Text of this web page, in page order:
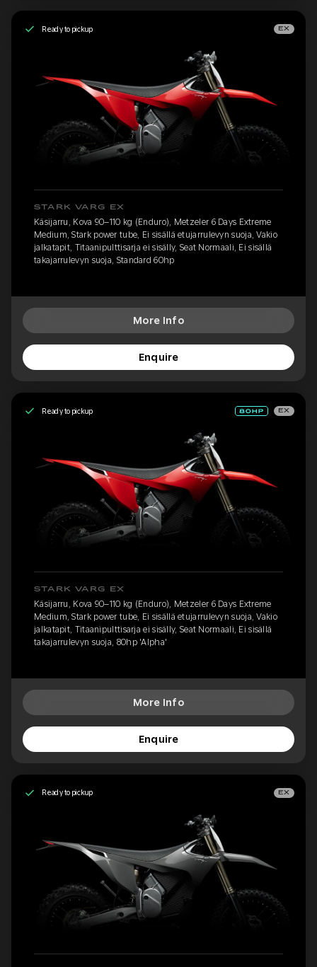
Ready to pickup EX
STARK VARG EX
Käsijarru, Kova 90–110 kg (Enduro), Metzeler 6 Days Extreme
Medium, Stark power tube, Ei sisällä etujarrulevyn suoja, Vakio
jalkatapit, Titaanipulttisarja ei sisälly, Seat Normaali, Ei sisällä
takajarrulevyn suoja, Standard 60hp
More Info
Enquire
Ready to pickup EX
STARK VARG EX
Käsijarru, Kova 90–110 kg (Enduro), Metzeler 6 Days Extreme
Medium, Stark power tube, Ei sisällä etujarrulevyn suoja, Vakio
jalkatapit, Titaanipulttisarja ei sisälly, Seat Normaali, Ei sisällä
takajarrulevyn suoja, 80hp 'Alpha'
More Info
Enquire
Ready to pickup EX